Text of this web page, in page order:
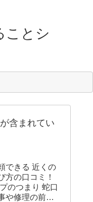
ことシ
含まれてい
できる 近くの
方の口コミ！
のつまり 蛇口
や修理の前に